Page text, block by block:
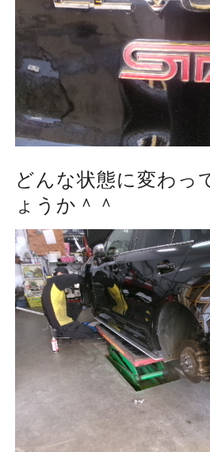
どんな状態に変わっ
ょうか＾＾